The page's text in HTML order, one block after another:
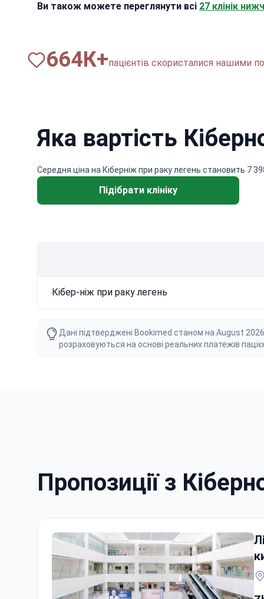
Ви також можете переглянути всі 27 клінік
820К+пацієнтів скористалися нашими
Яка вартість
Середня ціна на Кіберніж при раку легень становить 7
Підібрати клініку
Кібер-ніж при раку легень
Дані підтверджені Bookimed станом на August 2026
розраховуються на основі реальних платежів
Пропозиції з